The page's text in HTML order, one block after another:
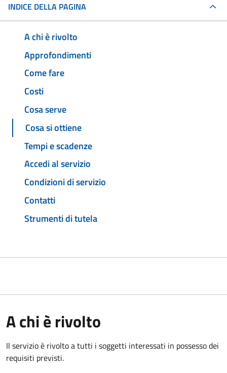
INDICE DELLA PAGINA
A chi è rivolto
Approfondimenti
Come fare
Costi
Cosa serve
Cosa si ottiene
Tempi e scadenze
Accedi al servizio
Condizioni di servizio
Contatti
Strumenti di tutela
A chi è rivolto
Il servizio è rivolto a tutti i soggetti interessati in possesso dei
requisiti previsti.